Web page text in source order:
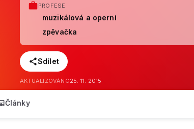
PROFESE
muzikálová a operní
zpěvačka
Sdílet
AKTUALIZOVÁNO25. 11. 2015
Články